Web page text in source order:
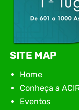
SITE MAP
Home
Conheça a
Eventos